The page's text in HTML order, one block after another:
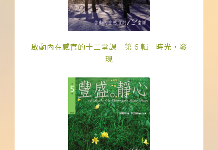
啟動內在感官的十二堂課 第 6 輯 時光‧發
現